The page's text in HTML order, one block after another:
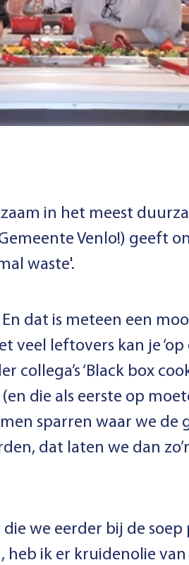
in het meest
Venlo!) geeft
waste'.
En dat is meteen een
leftovers kan je ‘op
collega’s ‘Black box
die als eerste op
sparren waar we de
dat laten we dan
we eerder bij de soep
heb ik er kruidenolie